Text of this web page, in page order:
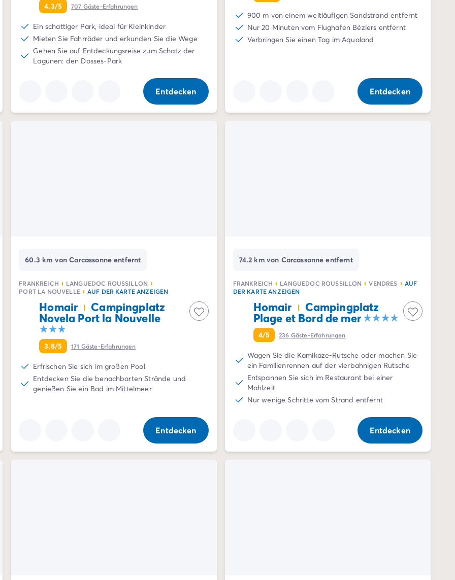
4.3/5 707 Gäste-Erfahrungen
Ein schattiger Park, ideal für Kleinkinder
Mieten Sie Fahrräder und erkunden Sie die Wege
Gehen Sie auf Entdeckungsreise zum Schatz der
Lagunen: den Dosses-Park
Entdecken
900 m von einem weitläufigen Sandstrand entfernt
Nur 20 Minuten vom Flughafen Béziers entfernt
Verbringen Sie einen Tag im Aqualand
Entdecken
60.3 km von Carcassonne entfernt
FRANKREICH
LANGUEDOC ROUSSILLON
PORT LA NOUVELLE
AUF DER KARTE ANZEIGEN
Homair Campingplatz
Novela Port la Nouvelle
3.8/5 171 Gäste-Erfahrungen
Erfrischen Sie sich im großen Pool
Entdecken Sie die benachbarten Strände und
genießen Sie ein Bad im Mittelmeer
Entdecken
74.2 km von Carcassonne entfernt
FRANKREICH LANGUEDOC ROUSSILLON VENDRES
AUF
DER KARTE ANZEIGEN
Homair Campingplatz
Plage et Bord de mer
4/5 236 Gäste-Erfahrungen
Wagen Sie die Kamikaze-Rutsche oder machen Sie
ein Familienrennen auf der vierbahnigen Rutsche
Entspannen Sie sich im Restaurant bei einer
Mahlzeit
Nur wenige Schritte vom Strand entfernt
Entdecken